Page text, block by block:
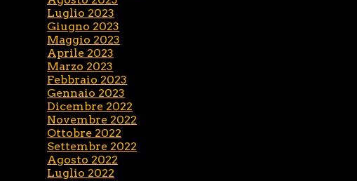
Luglio 2023
Giugno 2023
Maggio 2023
Aprile 2023
Marzo 2023
Febbraio 2023
Gennaio 2023
Dicembre 2022
Novembre 2022
Ottobre 2022
Settembre 2022
Agosto 2022
Luglio 2022